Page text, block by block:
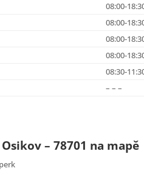
08:00-
08:00-
08:00-
08:00-
08:30-
– – –
– 78701 na mapě